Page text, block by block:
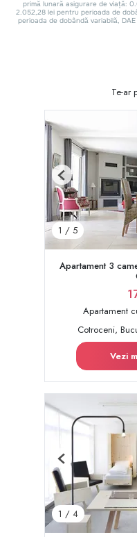
Te-ar
1 / 5
Previous
Apartament 3
Apartament
Cotroceni,
Vezi
1 / 4
Previous